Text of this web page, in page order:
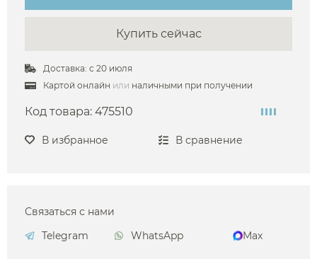
Купить сейчас
Доставка: с 20 июля
Картой онлайн или наличными при получении
Код товара: 475510
В избранное В сравнение
Связаться с нами
Telegram
WhatsApp Max